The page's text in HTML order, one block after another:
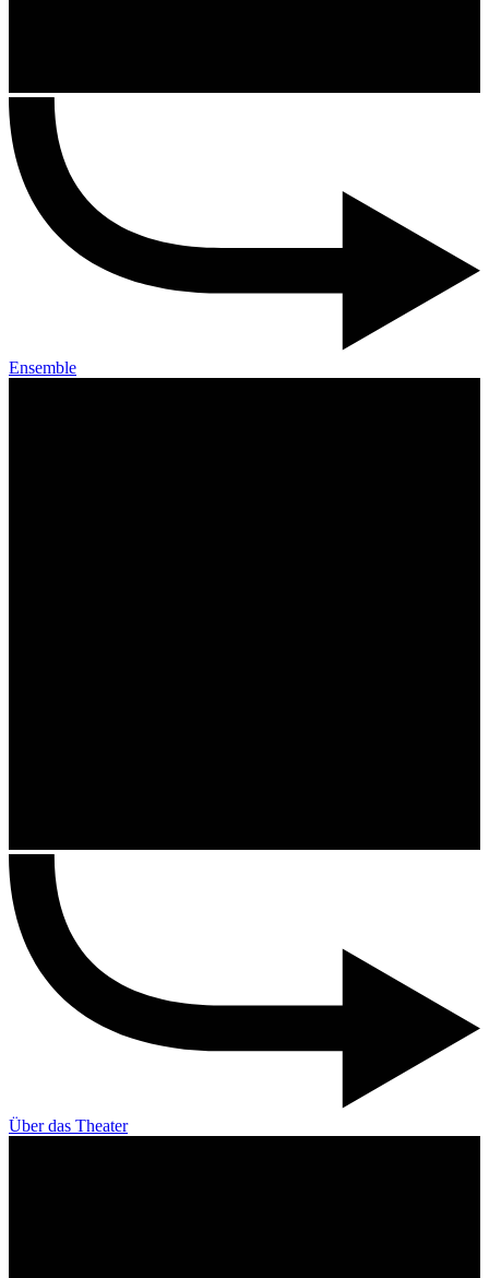
Ensemble
Über das Theater